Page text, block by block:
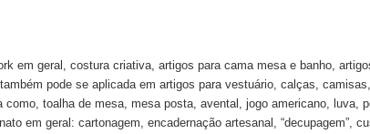
em geral, costura criativa, artigos para cama mesa e banho,
pode se aplicada em artigos para vestuário, calças,
toalha de mesa, mesa posta, avental, jogo americano, luva,
em geral: cartonagem, encadernação artesanal, “decupagem”,